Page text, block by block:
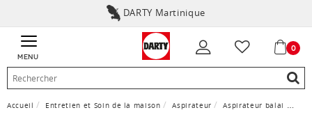
DARTY Martinique
MENU
0
Accueil Entretien et Soin de la maison Aspirateur Aspirateur balai